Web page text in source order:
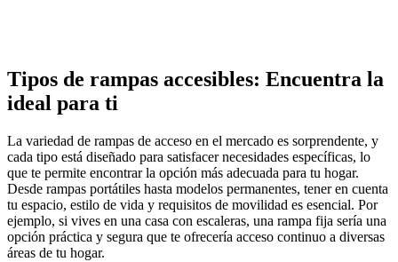
Tipos de rampas accesibles: Encuentra la
ideal para ti
La variedad de rampas de acceso en el mercado es sorprendente, y
cada tipo está diseñado para satisfacer necesidades específicas, lo
que te permite encontrar la opción más adecuada para tu hogar.
Desde rampas portátiles hasta modelos permanentes, tener en cuenta
tu espacio, estilo de vida y requisitos de movilidad es esencial. Por
ejemplo, si vives en una casa con escaleras, una rampa fija sería una
opción práctica y segura que te ofrecería acceso continuo a diversas
áreas de tu hogar.